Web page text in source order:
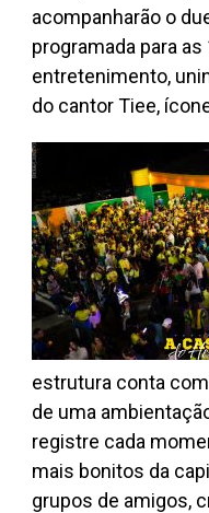
acompanharão o
programada para
entretenimento,
do cantor Tiee,
estrutura conta
de uma
registre cada
mais bonitos da
grupos de amigos,